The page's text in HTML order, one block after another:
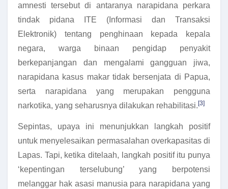
amnesti tersebut di antaranya narapidana perkara
tindak pidana ITE (Informasi dan Transaksi
Elektronik) tentang penghinaan kepada kepala
negara, warga binaan pengidap penyakit
berkepanjangan dan mengalami gangguan jiwa,
narapidana kasus makar tidak bersenjata di Papua,
serta narapidana yang merupakan pengguna
narkotika, yang seharusnya dilakukan rehabilitasi. [3]
Sepintas, upaya ini menunjukkan langkah positif
untuk menyelesaikan permasalahan overkapasitas di
Lapas. Tapi, ketika ditelaah, langkah positif itu punya
‘kepentingan terselubung’ yang berpotensi
melanggar hak asasi manusia para narapidana yang